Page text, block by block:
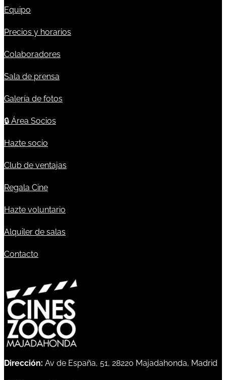
Equipo
Precios y horarios
Colaboradores
Sala de prensa
Galería de fotos
🔒 Área Socios
Hazte socio
Club de ventajas
Regala Cine
Hazte voluntario
Alquiler de salas
Contacto
Dirección: Av de España, 51, 28220 Majadahonda, Madrid